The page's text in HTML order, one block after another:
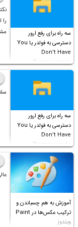
سه راه برای رفع ارور
دسترسی به فولدر یا You
Don’t Have
Permission to
Access this folder
سه راه برای رفع ارور
دسترسی به فولدر یا You
Don’t Have
Permission to
Access this folder
آموزش به هم چسباندن و
ترکیب عکس‌ها در Paint
ویندوز